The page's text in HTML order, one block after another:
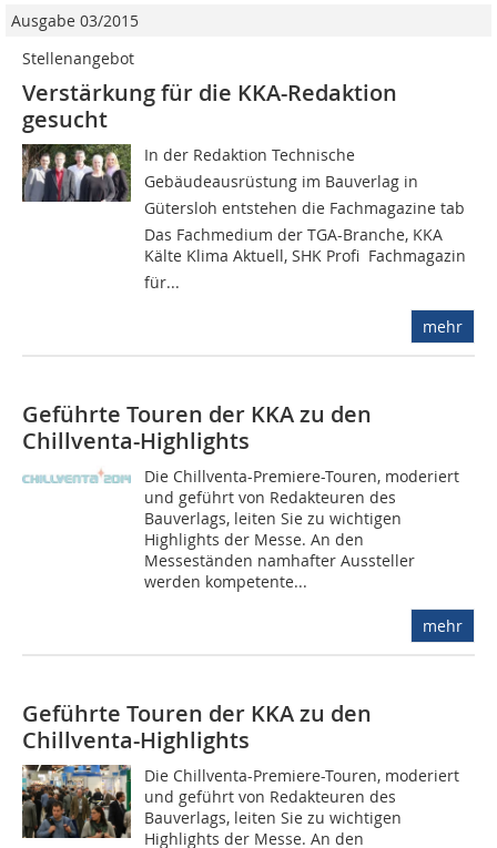
Ausgabe 03/2015
Stellenangebot
Verstärkung für die KKA-Redaktion
gesucht
In der Redaktion Technische
Gebäudeausrüstung im Bauverlag in
Gütersloh entstehen die Fachmagazine tab 
Das Fachmedium der TGA-Branche, KKA
Kälte Klima Aktuell, SHK Profi  Fachmagazin
für...
mehr
Geführte Touren der KKA zu den
Chillventa-Highlights
Die Chillventa-Premiere-Touren, moderiert
und geführt von Redakteuren des
Bauverlags, leiten Sie zu wichtigen
Highlights der Messe. An den
Messeständen namhafter Aussteller
werden kompetente...
mehr
Geführte Touren der KKA zu den
Chillventa-Highlights
Die Chillventa-Premiere-Touren, moderiert
und geführt von Redakteuren des
Bauverlags, leiten Sie zu wichtigen
Highlights der Messe. An den